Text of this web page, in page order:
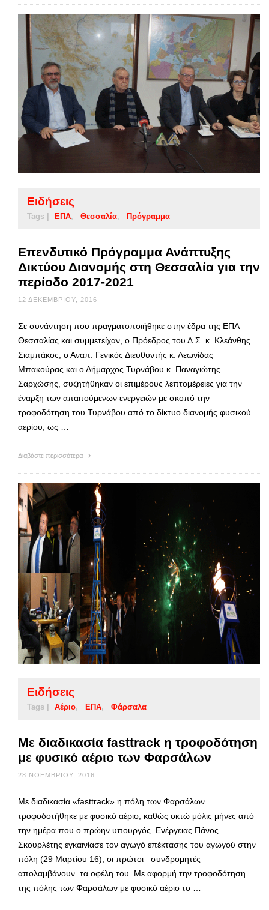
Ειδήσεις
Tags | ΕΠΑ Θεσσαλία Πρόγραμμα
Επενδυτικό Πρόγραμμα Ανάπτυξης
Δικτύου Διανομής στη Θεσσαλία για την
περίοδο 2017-2021
12 ΔΕΚΕΜΒΡΊΟΥ, 2016
Σε συνάντηση που πραγματοποιήθηκε στην έδρα της ΕΠΑ
Θεσσαλίας και συμμετείχαν, ο Πρόεδρος του Δ.Σ. κ. Κλεάνθης
Σιαμπάκος, ο Αναπ. Γενικός Διευθυντής κ. Λεωνίδας
Μπακούρας και ο Δήμαρχος Τυρνάβου κ. Παναγιώτης
Σαρχώσης, συζητήθηκαν οι επιμέρους λεπτομέρειες για την
έναρξη των απαιτούμενων ενεργειών με σκοπό την
τροφοδότηση του Τυρνάβου από το δίκτυο διανομής φυσικού
αερίου, ως …
Διαβάστε περισσότερα
Ειδήσεις
Tags | Αέριο ΕΠΑ Φάρσαλα
Με διαδικασία fasttrack η τροφοδότηση
με φυσικό αέριο των Φαρσάλων
28 ΝΟΕΜΒΡΊΟΥ, 2016
Με διαδικασία «fasttrack» η πόλη των Φαρσάλων
τροφοδοτήθηκε με φυσικό αέριο, καθώς οκτώ μόλις μήνες από
την ημέρα που ο πρώην υπουργός Ενέργειας Πάνος
Σκουρλέτης εγκαινίασε τον αγωγό επέκτασης του αγωγού στην
πόλη (29 Μαρτίου 16), οι πρώτοι συνδρομητές
απολαμβάνουν τα οφέλη του. Με αφορμή την τροφοδότηση
της πόλης των Φαρσάλων με φυσικό αέριο το …